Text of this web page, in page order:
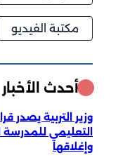
مكتبة الفيديو
أحدث الأخبار
وزير التربية يصدر
التعليمي للمدرسة
وإغلاقها